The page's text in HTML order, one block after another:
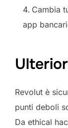
Cambia
app
Revolut è
punti deboli
Da ethical